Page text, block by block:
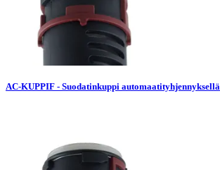
AC-KUPPIF - Suodatinkuppi automaatityhjennyksellä